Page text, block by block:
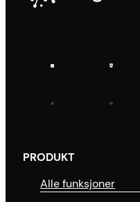
PRODUKT
Alle funksjoner